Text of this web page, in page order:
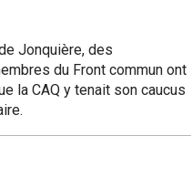
Jonquière, des
du Front commun ont
la CAQ y tenait son caucus